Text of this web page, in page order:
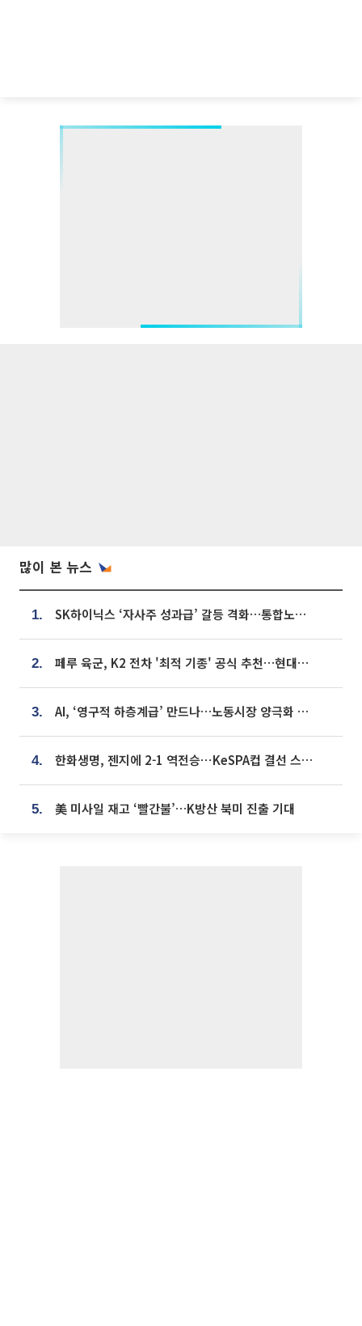
많이 본 뉴스
1. SK하이닉스 ‘자사주 성과급’ 갈등 격화…통합노조 출범 움직임
2. 페루 육군, K2 전차 '최적 기종' 공식 추천…현대로템 남미 생산거점 확보 기대
3. AI, ‘영구적 하층계급’ 만드나…노동시장 양극화 경고
4. 한화생명, 젠지에 2-1 역전승⋯KeSPA컵 결선 스테이지 2 직행
5. 美 미사일 재고 ‘빨간불’…K방산 북미 진출 기대